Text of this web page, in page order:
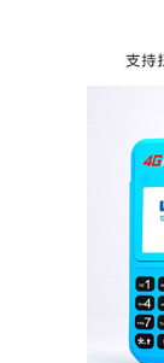
收到用了
然给提额